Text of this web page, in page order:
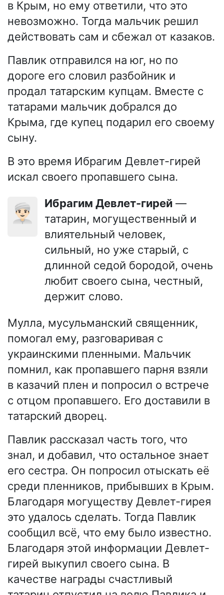
в Крым, но ему ответили, что это
невозможно. Тогда мальчик решил
действовать сам и сбежал от казаков.
Павлик отправился на юг, но по
дороге его словил разбойник и
продал татарским купцам. Вместе с
татарами мальчик добрался до
Крыма, где купец подарил его своему
сыну.
В это время Ибрагим Девлет-гирей
искал своего пропавшего сына.
👳🏻‍♂️ Ибрагим Девлет-гирей —
татарин, могущественный и
влиятельный человек,
сильный, но уже старый, с
длинной седой бородой, очень
любит своего сына, честный,
держит слово.
Мулла, мусульманский священник,
помогал ему, разговаривая с
украинскими пленными. Мальчик
помнил, как пропавшего парня взяли
в казачий плен и попросил о встрече
с отцом пропавшего. Его доставили в
татарский дворец.
Павлик рассказал часть того, что
знал, и добавил, что остальное знает
его сестра. Он попросил отыскать её
среди пленников, прибывших в Крым.
Благодаря могуществу Девлет-гирея
это удалось сделать. Тогда Павлик
сообщил всё, что ему было известно.
Благодаря этой информации Девлет-
гирей выкупил своего сына. В
качестве награды счастливый